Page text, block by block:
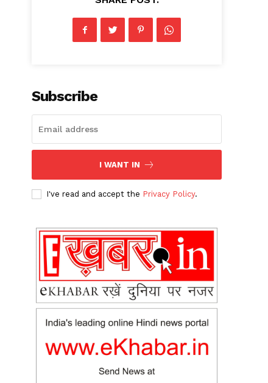
Subscribe
I WANT IN
I've read and accept the Privacy Policy.